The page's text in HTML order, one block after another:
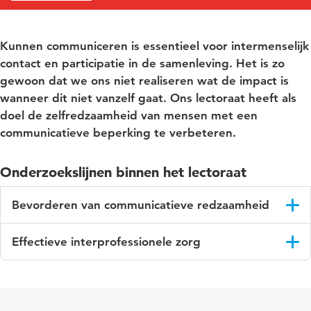
Kunnen communiceren is essentieel voor intermenselijk
contact en participatie in de samenleving. Het is zo
gewoon dat we ons niet realiseren wat de impact is
wanneer dit niet vanzelf gaat. Ons lectoraat heeft als
doel de zelfredzaamheid van mensen met een
communicatieve beperking te verbeteren.
Onderzoekslijnen binnen het lectoraat
Bevorderen van communicatieve redzaamheid
gemeente onderzoek naar vroegsignalering van
taalachterstanden bij kinderen en methodieken die daarvoor
Effectieve interprofessionele zorg